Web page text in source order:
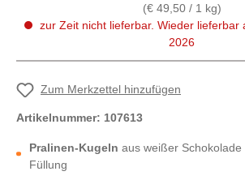
(€ 49,50 / 1 kg)
zur Zeit nicht lieferbar. Wieder lieferbar
2026
Zum Merkzettel hinzufügen
Artikelnummer: 107613
Pralinen-Kugeln aus weißer
Füllung